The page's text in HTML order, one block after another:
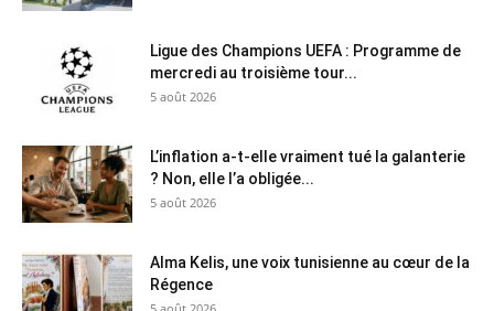
Ligue des Champions UEFA : Programme de
mercredi au troisième tour...
5 août 2026
L’inflation a-t-elle vraiment tué la galanterie
? Non, elle l’a obligée...
5 août 2026
Alma Kelis, une voix tunisienne au cœur de la
Régence
5 août 2026